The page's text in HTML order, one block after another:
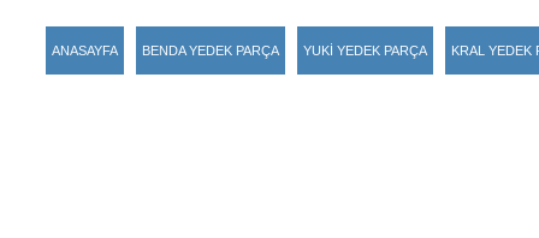
ANASAYFA BENDA YEDEK PARÇA YUKİ YEDEK PARÇA KRAL YEDEK